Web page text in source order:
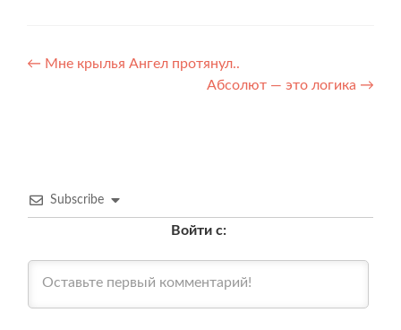
Навигация
← Мне крылья Ангел протянул..
Абсолют — это логика →
Subscribe
Войти с: